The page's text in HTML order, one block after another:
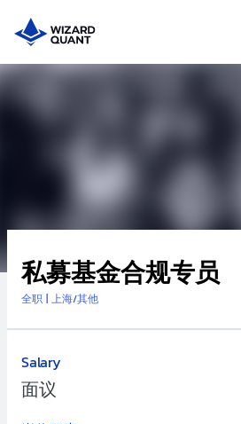
私募基金合规专员
全职 | 上海/其他
Salary
面议